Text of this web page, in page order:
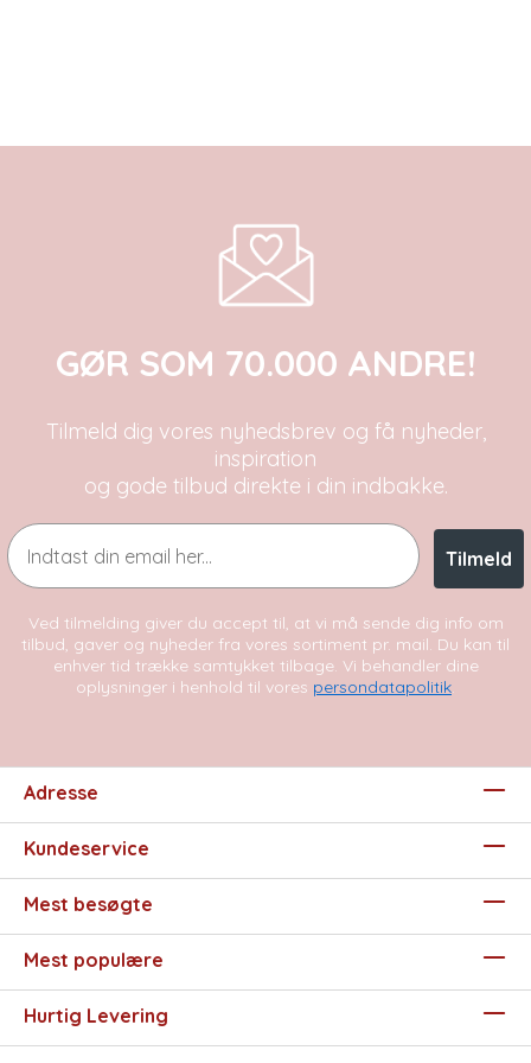
GØR SOM 70.000 ANDRE!
Tilmeld dig vores nyhedsbrev og få nyheder,
inspiration
og gode tilbud direkte i din indbakke.
Email
Tilmeld
Ved tilmelding giver du accept til, at vi må sende dig info om
tilbud, gaver og nyheder fra vores sortiment pr. mail. Du kan til
enhver tid trække samtykket tilbage. Vi behandler dine
oplysninger i henhold til vores persondatapolitik.
Adresse
Kundeservice
Mest besøgte
Mest populære
Hurtig Levering